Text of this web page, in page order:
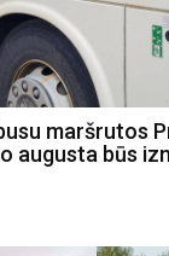
maršrutos
augusta būs